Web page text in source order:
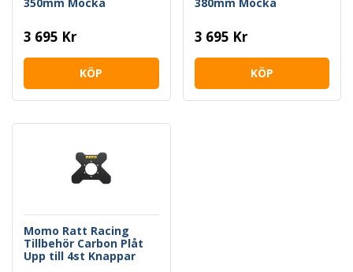
3 695 Kr
KÖP
3 695 Kr
KÖP
Momo Ratt Racing
Tillbehör Carbon Plåt
Upp till 4st Knappar